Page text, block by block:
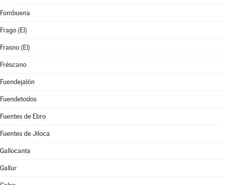
Fombuena
Frago (El)
Frasno (El)
Fréscano
Fuendejalón
Fuendetodos
Fuentes de Ebro
Fuentes de Jiloca
Gallocanta
Gallur